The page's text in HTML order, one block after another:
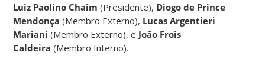
Luiz Paolino Chaim (Presidente), Diogo de Prince
Mendonça (Membro Externo), Lucas Argentieri
Mariani (Membro Externo), e João Frois
Caldeira(Membro Interno).